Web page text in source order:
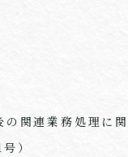
関連業務処理に
）